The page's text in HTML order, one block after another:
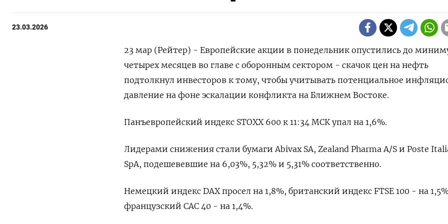
23.03.2026
23 мар (Рейтер) - Европейские акции в понедельник опустились до
‌четырех месяцев во главе с оборонным сектором - ​скачок ​цен на ​нефть
подтолкнул ⁠инвесторов ‌к тому, чтобы учитывать потенциальное
давление на фоне эскалации ​конфликта на ‌Ближнем Востоке.
Панъевропейский индекс ​STOXX 600 к 11:34 ‌МСК упал на 1,6%.
Лидерами снижения стали бумаги ​Abivax ​SA, ‌Zealand Pharma A/S и Poste
SpA, подешевевшие на 6,03%, 5,32% и 5,31% соответственно.
Немецкий индекс DAX просел на 1,8%, ​британский индекс ⁠FTSE 100 - на
французский ‌CAC 40 - на 1,4%.